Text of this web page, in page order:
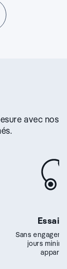
avec nos
Essai
Sans
jours